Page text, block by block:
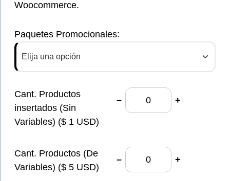
Woocommerce.
Paquetes Promocionales:
Elija una opción
Cant. Productos
insertados (Sin
Variables) ($ 1 USD)
– +
Cant. Productos (De
Variables) ($ 5 USD)
– +